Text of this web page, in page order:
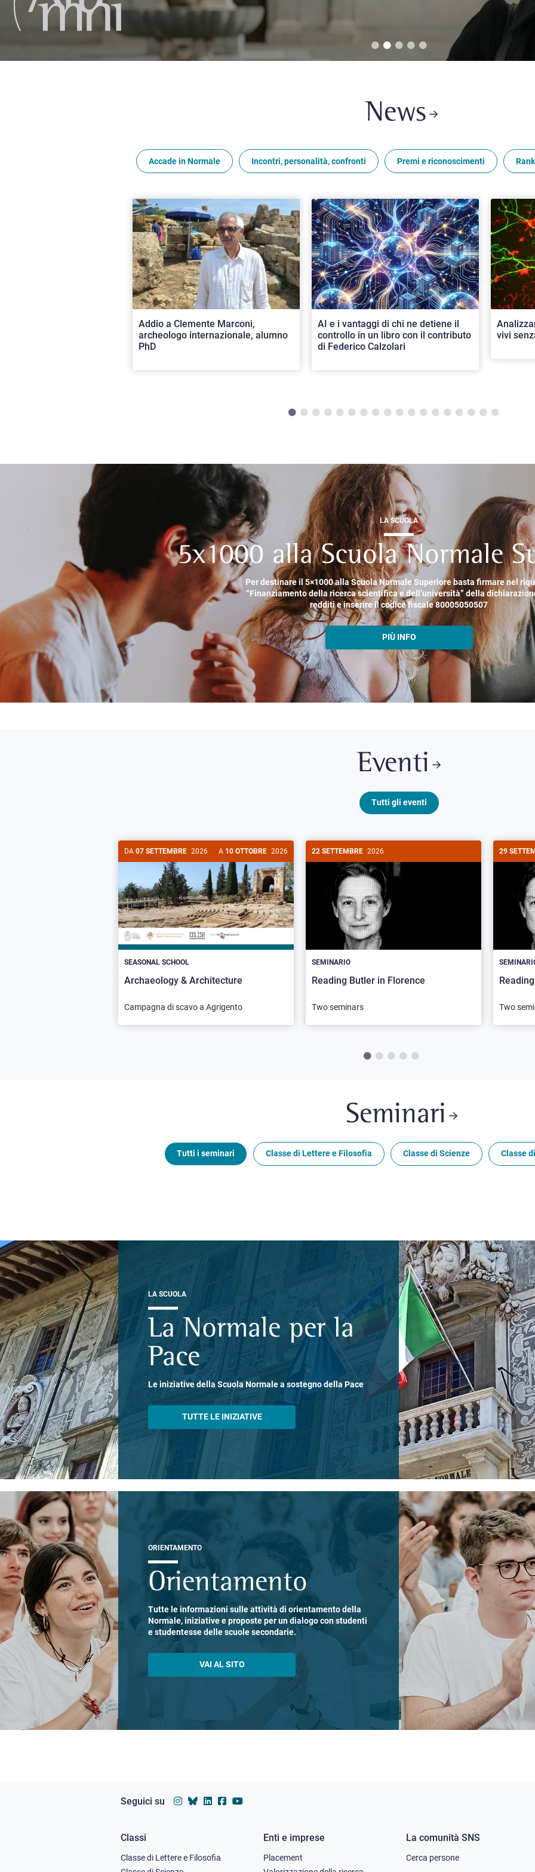
News
Accade in Normale Incontri, personalità, confronti Premi e riconoscimenti
Addio a Clemente Marconi,
archeologo internazionale, alumno
PhD
AI e i vantaggi di chi ne detiene il
controllo in un libro con il contributo
di Federico Calzolari
vivi
LA SCUOLA
5x1000 alla Scuola Normale
Per destinare il 5×1000 alla Scuola Normale Superiore basta firmare nel
“Finanziamento della ricerca scientifica e dell’università” della
redditi e inserire il codice fiscale 80005050507
PIÙ INFO
Eventi
Tutti gli eventi
DA 07 SETTEMBRE 2026 A 10 OTTOBRE 2026
SEASONAL SCHOOL
Archaeology & Architecture
Campagna di scavo a Agrigento
22 SETTEMBRE 2026
SEMINARIO
Reading Butler in Florence
Two seminars
29
Two
Seminari
Tutti i seminari Classe di Lettere e Filosofia Classe di Scienze Classe
LA SCUOLA
La Normale per la
Pace
Le iniziative della Scuola Normale a sostegno della Pace
TUTTE LE INIZIATIVE
ORIENTAMENTO
Orientamento
Tutte le informazioni sulle attività di orientamento della
Normale, iniziative e proposte per un dialogo con studenti
e studentesse delle scuole secondarie.
VAI AL SITO
Seguici su
Footer
Classi
Classe di Lettere e Filosofia
Footer
Enti e imprese
Placement
Footer
La comunità SNS
Cerca persone